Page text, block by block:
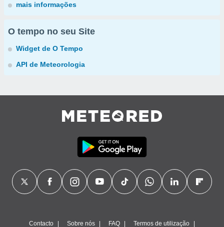
mais informações
O tempo no seu Site
Widget de O Tempo
API de Meteorologia
Contacto Sobre nós FAQ Termos de utilização